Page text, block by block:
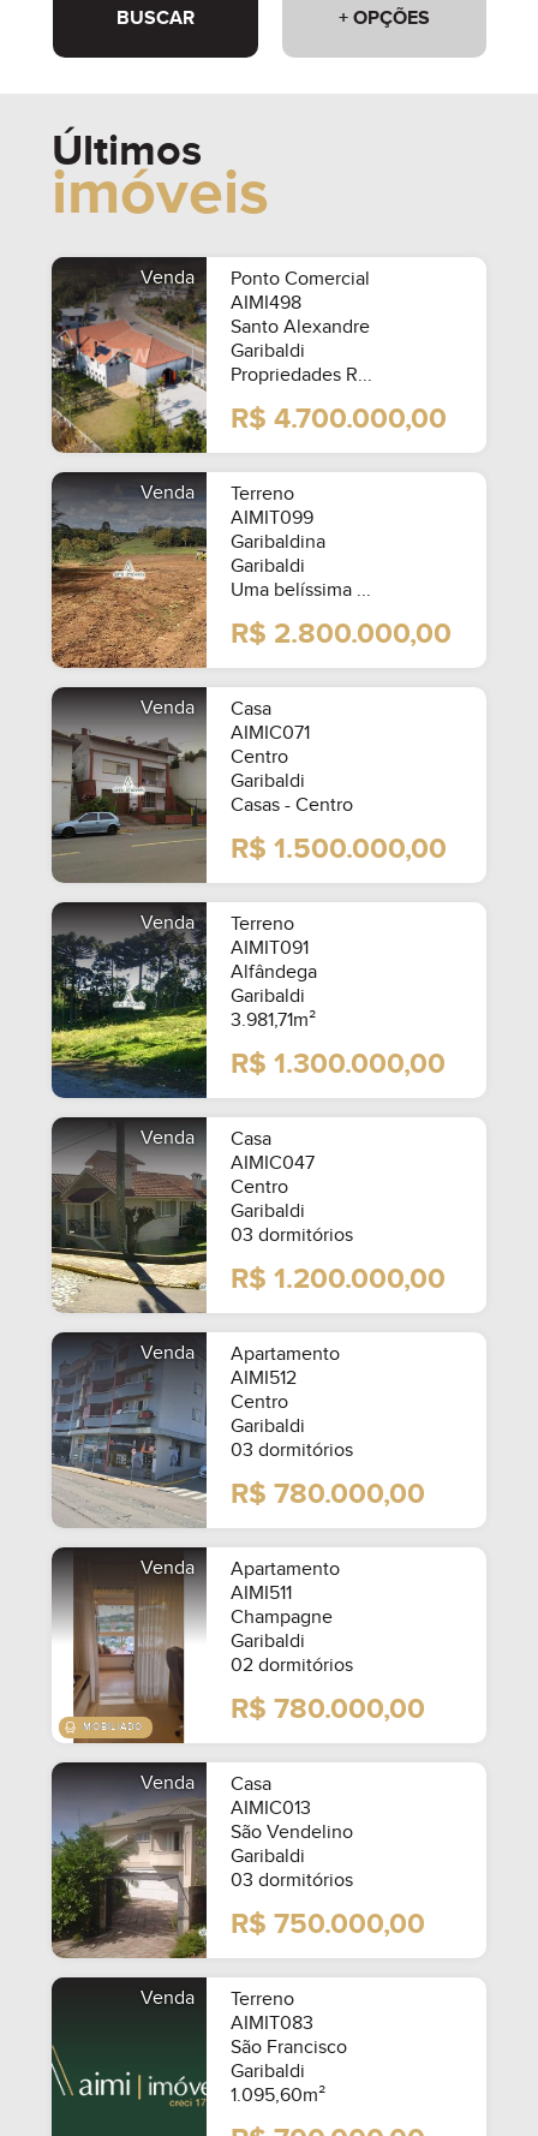
+ OPÇÕES
BUSCAR
Últimos
imóveis
Venda
Ponto Comercial
AIMI498
Santo Alexandre
Garibaldi
Propriedades R...
R$ 4.700.000,00
Venda
Terreno
AIMIT099
Garibaldina
Garibaldi
Uma belíssima ...
R$ 2.800.000,00
Venda
Casa
AIMIC071
Centro
Garibaldi
Casas - Centro
R$ 1.500.000,00
Venda
Terreno
AIMIT091
Alfândega
Garibaldi
3.981,71m²
R$ 1.300.000,00
Venda
Casa
AIMIC047
Centro
Garibaldi
03 dormitórios
R$ 1.200.000,00
Venda
Apartamento
AIMI512
Centro
Garibaldi
03 dormitórios
R$ 780.000,00
Venda
Apartamento
AIMI511
Champagne
Garibaldi
02 dormitórios
R$ 780.000,00
Venda
Casa
AIMIC013
São Vendelino
Garibaldi
03 dormitórios
R$ 750.000,00
Venda
Terreno
AIMIT083
São Francisco
Garibaldi
1.095,60m²